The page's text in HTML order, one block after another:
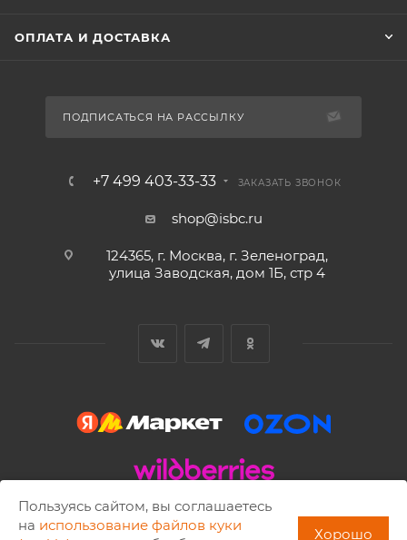
ОПЛАТА И ДОСТАВКА
ПОДПИСАТЬСЯ НА РАССЫЛКУ
+7 499 403-33-33 ЗАКАЗАТЬ ЗВОНОК
shop@isbc.ru
124365, г. Москва, г. Зеленоград,
улица Заводская, дом 1Б, стр 4
2002 - 2026 © ISBC. Copying of materials is allowed only with
Пользуясь сайтом, вы соглашаетесь
на использование файлов куки
Хорошо